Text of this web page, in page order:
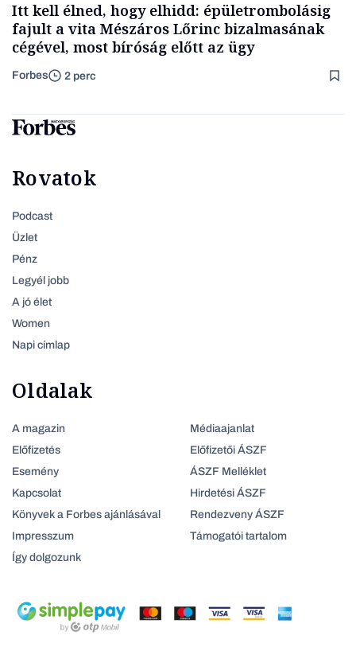
Itt kell élned, hogy elhidd: épületrombolásig
fajult a vita Mészáros Lőrinc bizalmasának
cégével, most bíróság előtt az ügy
Forbes 2 perc
Rovatok
Podcast
Üzlet
Pénz
Legyél jobb
A jó élet
Women
Napi címlap
Oldalak
A magazin
Előfizetés
Esemény
Kapcsolat
Könyvek a Forbes ajánlásával
Impresszum
Így dolgozunk
Médiaajanlat
Előfizetői ÁSZF
ÁSZF Melléklet
Hirdetési ÁSZF
Rendezveny ÁSZF
Támogatói tartalom